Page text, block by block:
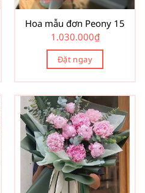
Hoa mẫu đơn Peony 15
1.030.000₫
Đặt ngay